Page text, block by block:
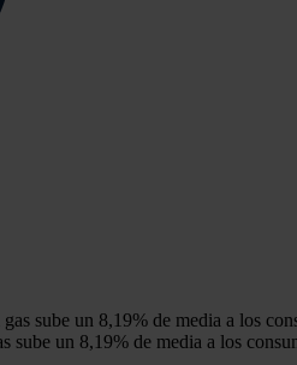
sube un 8,19% de media a los